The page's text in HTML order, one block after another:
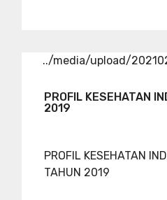
../media/upload/
PROFIL KESEHATAN
2019
PROFIL KESEHATAN
TAHUN 2019